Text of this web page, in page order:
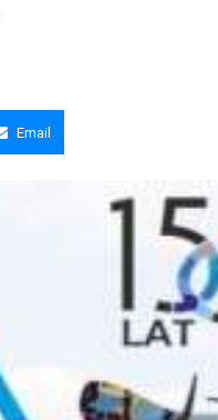
Email